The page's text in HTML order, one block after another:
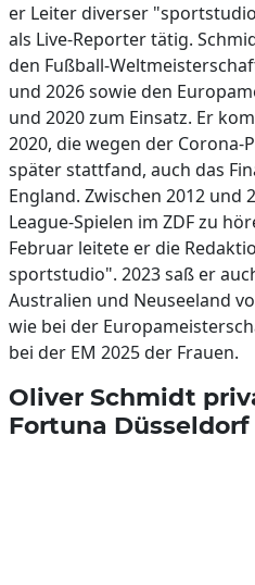
er Leiter diverser
als Live-Reporter tätig.
den Fußball-
und 2026 sowie den
und 2020 zum Einsatz. Er
2020, die wegen der Corona-
später stattfand, auch das
England. Zwischen 2012 und
League-Spielen im ZDF zu
Februar leitete er die
sportstudio". 2023 saß er
Australien und Neuseeland
wie bei der
bei der EM 2025 der Frauen.
Oliver Schmidt
Fortuna Düsseldorf